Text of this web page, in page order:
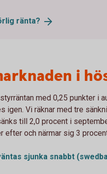
ränta?
i
med 0,25 punkter i
igen. Vi räknar med tre
till 2,0 procent i
efter och närmar sig 3
sjunka snabbt